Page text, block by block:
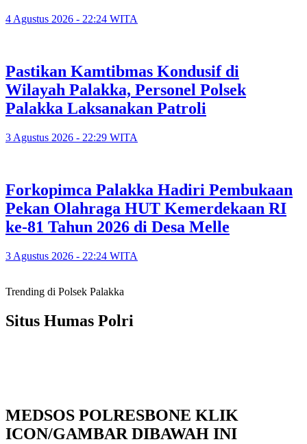
4 Agustus 2026 - 22:24 WITA
Pastikan Kamtibmas Kondusif di
Wilayah Palakka, Personel Polsek
Palakka Laksanakan Patroli
3 Agustus 2026 - 22:29 WITA
Forkopimca Palakka Hadiri Pembukaan
Pekan Olahraga HUT Kemerdekaan RI
ke-81 Tahun 2026 di Desa Melle
3 Agustus 2026 - 22:24 WITA
Trending di Polsek Palakka
Situs Humas Polri
MEDSOS POLRESBONE KLIK
ICON/GAMBAR DIBAWAH INI